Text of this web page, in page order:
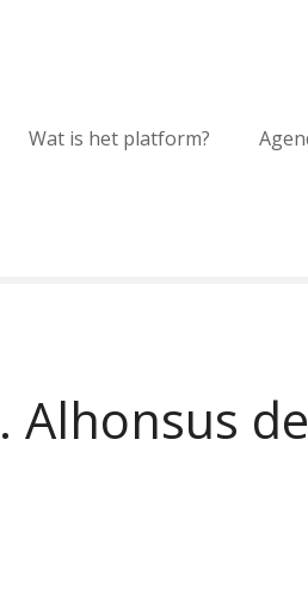
Wat is het platform?
Alhonsus de